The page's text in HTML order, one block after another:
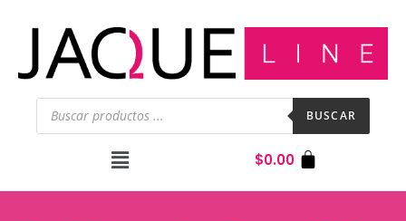
BUSCAR
$0.00